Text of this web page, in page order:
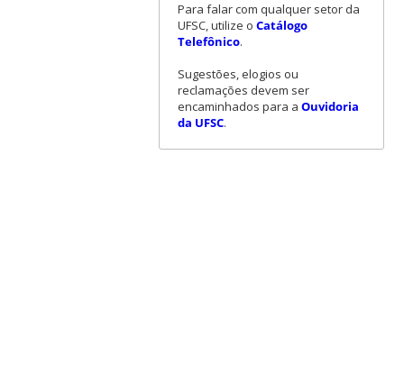
Para falar com qualquer setor da
UFSC, utilize o Catálogo
Telefônico.
Sugestões, elogios ou
reclamações devem ser
encaminhados para a Ouvidoria
da UFSC.